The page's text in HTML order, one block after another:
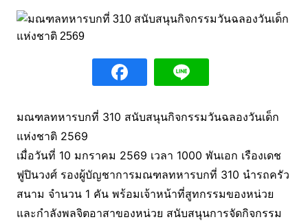
มณฑลทหารบกที่ 310 สนับสนุนกิจกรรมวันฉลองวันเด็ก
แห่งชาติ 2569
เมื่อวันที่ 10 มกราคม 2569 เวลา 1000 พันเอก เรืองเดช
ฟูปินวงศ์ รองผู้บัญชาการมณฑลทหารบกที่ 310 นำรถครัว
สนาม จำนวน 1 คัน พร้อมเจ้าหน้าที่สูทกรรมของหน่วย
และกำลังพลจิตอาสาของหน่วย สนับสนุนการจัดกิจกรรม